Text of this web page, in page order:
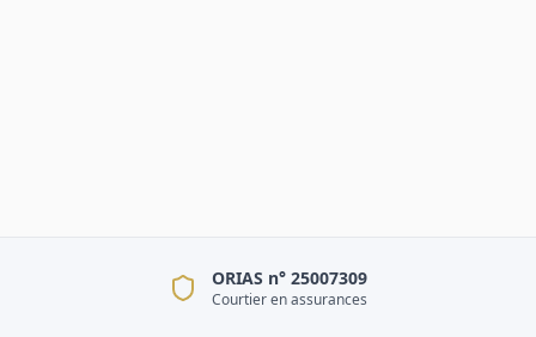
ORIAS n° 25007309
Courtier en assurances